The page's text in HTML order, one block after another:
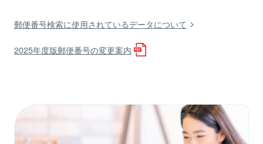
郵便番号検索に使用されているデータについて
2025年度版郵便番号の変更案内